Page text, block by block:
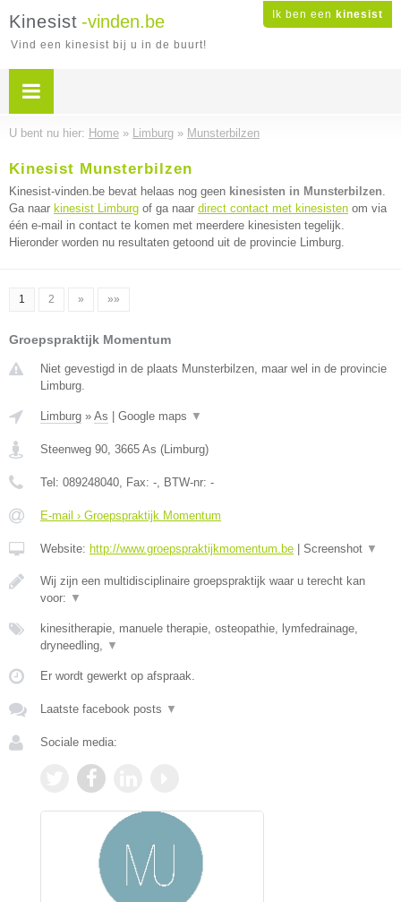
Ik ben een kinesist
Kinesist -vinden.be
Vind een kinesist bij u in de buurt!
U bent nu hier: Home » Limburg » Munsterbilzen
Kinesist Munsterbilzen
Kinesist-vinden.be bevat helaas nog geen kinesisten in Munsterbilzen.
Ga naar kinesist Limburg of ga naar direct contact met kinesisten om via
één e-mail in contact te komen met meerdere kinesisten tegelijk.
Hieronder worden nu resultaten getoond uit de provincie Limburg.
1 2 » »»
Groepspraktijk Momentum
Niet gevestigd in de plaats Munsterbilzen, maar wel in de provincie
Limburg.
Limburg » As Google maps ▼
Steenweg 90, 3665 As (Limburg)
Tel: 089248040, Fax: -, BTW-nr: -
E-mail › Groepspraktijk Momentum
Website: http://www.groepspraktijkmomentum.be Screenshot ▼
Wij zijn een multidisciplinaire groepspraktijk waar u terecht kan
voor: ▼
kinesitherapie, manuele therapie, osteopathie, lymfedrainage,
dryneedling, ▼
Er wordt gewerkt op afspraak.
Laatste facebook posts ▼
Sociale media: